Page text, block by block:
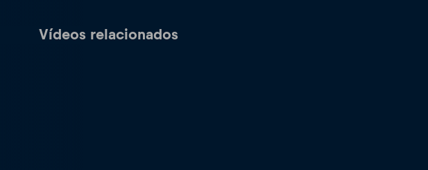
Vídeos relacionados